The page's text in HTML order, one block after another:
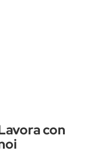
con